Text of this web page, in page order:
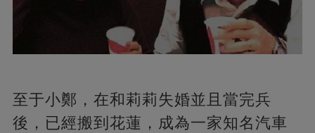
至于小鄭，在和莉莉失婚並且當完兵
後，已經搬到花蓮，成為一家知名汽車